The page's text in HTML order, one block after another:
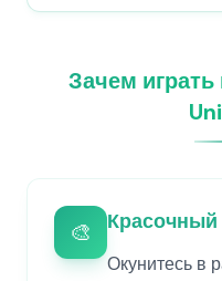
Зачем
🎨
Окунитесь в